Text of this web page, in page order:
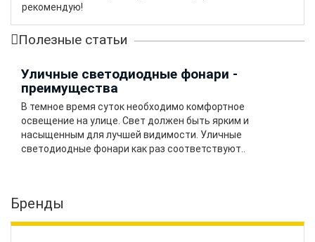
рекомендую!
Полезные статьи
Уличные светодиодные фонари -
преимущества
В темное время суток необходимо комфортное
освещение на улице. Свет должен быть ярким и
насыщенным для лучшей видимости. Уличные
светодиодные фонари как раз соответствуют..
Бренды